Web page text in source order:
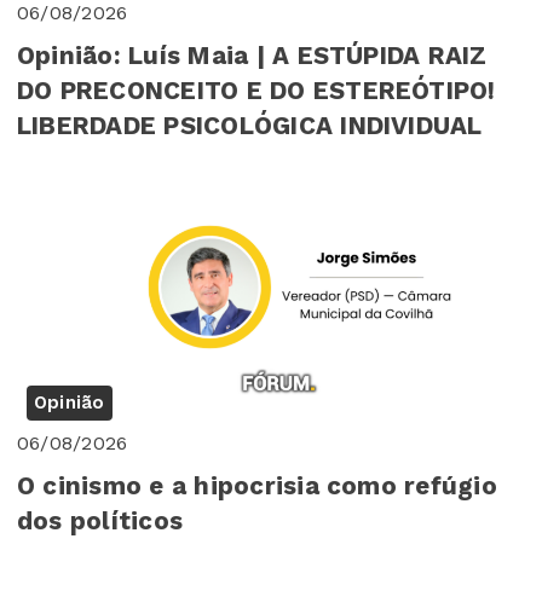
06/08/2026
Opinião: Luís Maia | A ESTÚPIDA RAIZ
DO PRECONCEITO E DO ESTEREÓTIPO!
LIBERDADE PSICOLÓGICA INDIVIDUAL
Opinião
06/08/2026
O cinismo e a hipocrisia como refúgio
dos políticos